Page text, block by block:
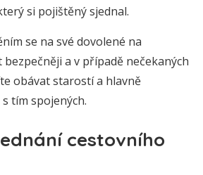
si pojištěný sjednal.
se na své dovolené na
a v případě nečekaných
obávat starostí a hlavně
tím spojených.
cestovního